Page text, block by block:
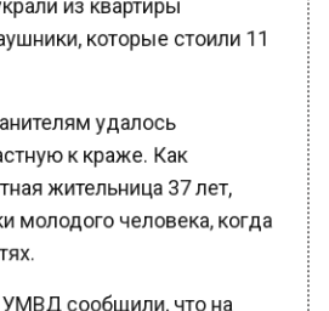
которые стоили 11
к краже. Как
жительница 37 лет,
сообщили, что на